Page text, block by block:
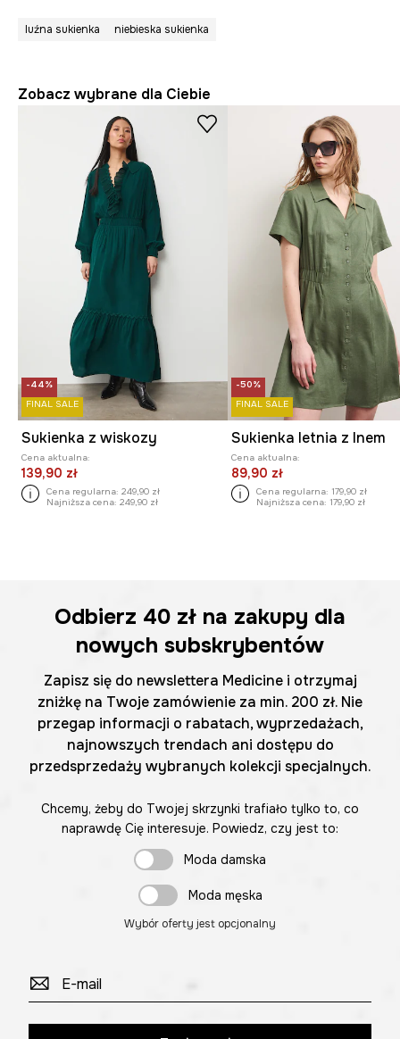
luźna sukienka niebieska sukienka
Zobacz wybrane dla Ciebie
-44%
FINAL SALE
Sukienka z wiskozy
Cena aktualna:
139,90 zł
Cena regularna: 249,90 zł
Najniższa cena: 249,90 zł
-50%
FINAL SALE
Sukienka letnia z lnem
Cena aktualna:
89,90 zł
Cena regularna: 179,90 zł
Najniższa cena: 179,90 zł
Odbierz 40 zł na zakupy dla
nowych subskrybentów
Zapisz się do newslettera Medicine i otrzymaj
zniżkę na Twoje zamówienie za min. 200 zł. Nie
przegap informacji o rabatach, wyprzedażach,
najnowszych trendach ani dostępu do
przedsprzedaży wybranych kolekcji specjalnych.
Chcemy, żeby do Twojej skrzynki trafiało tylko to, co
naprawdę Cię interesuje. Powiedz, czy jest to:
Moda damska
Moda męska
Wybór oferty jest opcjonalny